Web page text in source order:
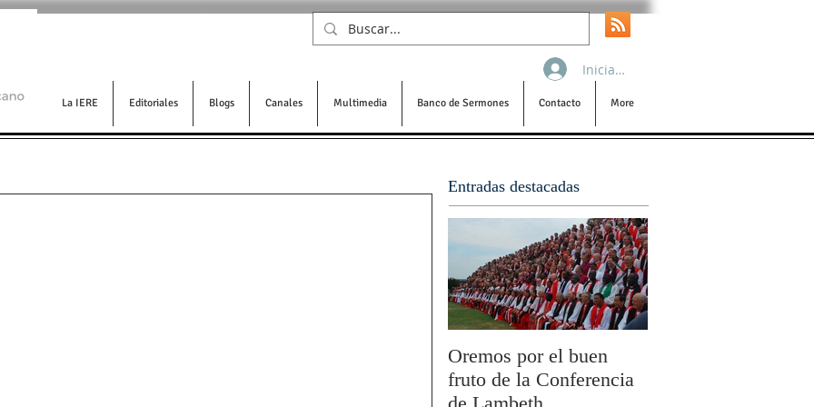
La IERE Editoriales Blogs Canales Multimedia Banco de Sermones Contacto More
Iniciar sesión
Entradas destacadas
Oremos por el buen
fruto de la Conferencia